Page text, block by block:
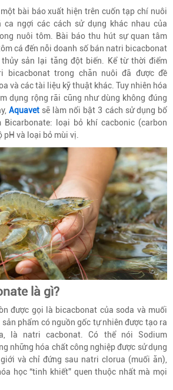
bài báo xuất hiện trên cuốn tạp chí nuôi
ngợi các cách sử dụng khác nhau của
nuôi tôm. Bài báo thu hút sự quan tâm
cá đến nỗi doanh số bán natri bicacbonat
sản lại tăng đột biến. Kể từ thời điểm
bicacbonat trong chăn nuôi đã được đề
và các tài liệu kỹ thuật khác. Tuy nhiên hóa
dụng rộng rãi cũng như dùng không đúng
Aquavetsẽ làm nổi bật 3 cách sử dụng bổ
Bicarbonate: loại bỏ khí cacbonic (carbon
và loại bỏ mùi vị.
là gì?
được gọi là bicacbonat của soda và muối
phẩm có nguồn gốc tự nhiên được tạo ra
là natri cacbonat. Có thể nói Sodium
những hóa chất công nghiệp được sử dụng
và chỉ đứng sau natri clorua (muối ăn),
học “tinh khiết” quen thuộc nhất mà mọi